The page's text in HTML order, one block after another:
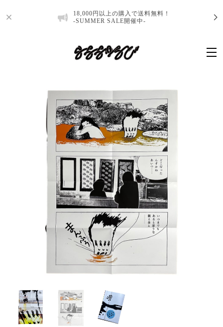
18,000円以上の購入で送料無料！
-SUMMER SALE開催中-